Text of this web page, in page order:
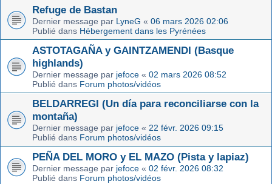
Refuge de Bastan
Dernier message par LyneG « 06 mars 2026 02:06
Publié dans Hébergement dans les Pyrénées
ASTOTAGAÑA y GAINTZAMENDI (Basque
highlands)
Dernier message par jefoce « 02 mars 2026 08:52
Publié dans Forum photos/vidéos
BELDARREGI (Un día para reconciliarse con la
montaña)
Dernier message par jefoce « 22 févr. 2026 09:15
Publié dans Forum photos/vidéos
PEÑA DEL MORO y EL MAZO (Pista y lapiaz)
Dernier message par jefoce « 02 févr. 2026 08:32
Publié dans Forum photos/vidéos